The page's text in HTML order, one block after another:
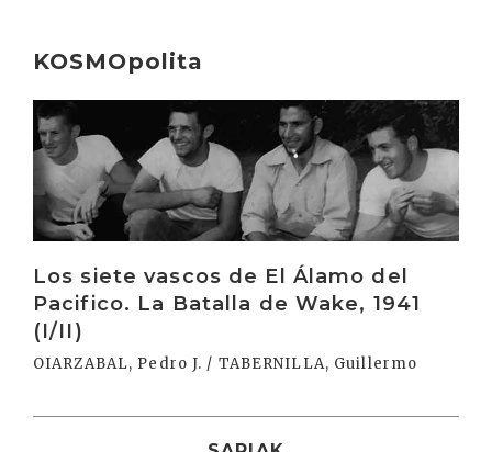
KOSMOpolita
Los siete vascos de El Álamo del
Pacifico. La Batalla de Wake, 1941
(I/II)
OIARZABAL, Pedro J. / TABERNILLA, Guillermo
Irakurri